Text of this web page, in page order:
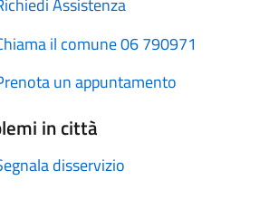
Assistenza
il comune 06 790971
un appuntamento
in città
disservizio